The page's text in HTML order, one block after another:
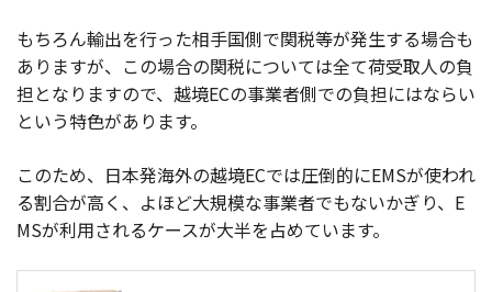
もちろん輸出を行った相手国側で関税等が発生する場合も
ありますが、この場合の関税については全て荷受取人の負
担となりますので、越境ECの事業者側での負担にはならい
という特色があります。
このため、日本発海外の越境ECでは圧倒的にEMSが使われ
る割合が高く、よほど大規模な事業者でもないかぎり、E
MSが利用されるケースが大半を占めています。